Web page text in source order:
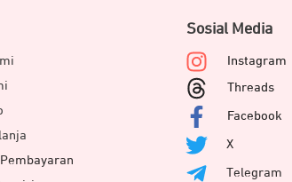
Sosial Media
Instagram
Threads
Facebook
X
Telegram